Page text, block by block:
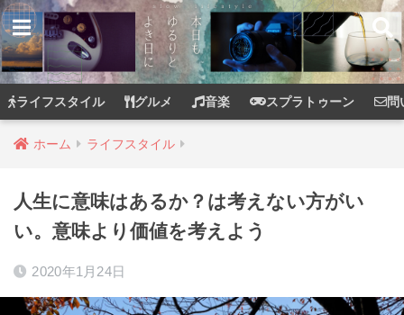
ライフスタイル グルメ 音楽 スプラトゥーン 問
ホーム ライフスタイル
人生に意味はあるか？は考えない方がい
い。意味より価値を考えよう
2020年1月24日